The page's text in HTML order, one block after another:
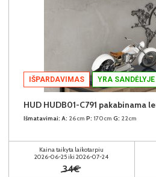
IŠPARDAVIMAS YRA SANDĖLYJE
HUD HUDB01-C791 pakabinama
Išmatavimai: A: 26cm P: 170cm G: 22cm
Kaina taikyta laikotarpiu
2026-06-25 iki 2026-07-24
34€